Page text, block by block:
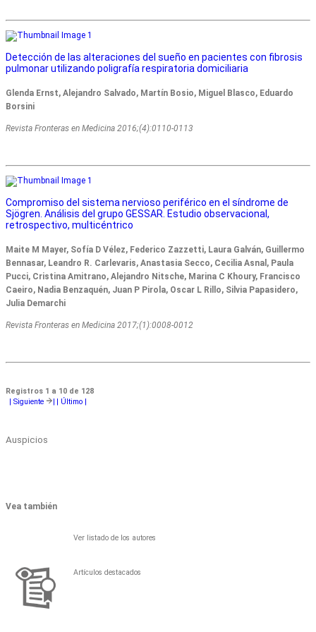
Detección de las alteraciones del sueño en pacientes con fibrosis
pulmonar utilizando poligrafía respiratoria domiciliaria
Glenda Ernst, Alejandro Salvado, Martín Bosio, Miguel Blasco, Eduardo
Borsini
Revista Fronteras en Medicina 2016;(4):0110-0113
Compromiso del sistema nervioso periférico en el síndrome de
Sjögren. Análisis del grupo GESSAR. Estudio observacional,
retrospectivo, multicéntrico
Maite M Mayer, Sofía D Vélez, Federico Zazzetti, Laura Galván, Guillermo
Bennasar, Leandro R. Carlevaris, Anastasia Secco, Cecilia Asnal, Paula
Pucci, Cristina Amitrano, Alejandro Nitsche, Marina C Khoury, Francisco
Caeiro, Nadia Benzaquén, Juan P Pirola, Oscar L Rillo, Silvia Papasidero,
Julia Demarchi
Revista Fronteras en Medicina 2017;(1):0008-0012
Registros 1 a 10 de 128
| Siguiente | | Último |
Auspicios
Vea también
Ver listado de los autores
Artículos destacados